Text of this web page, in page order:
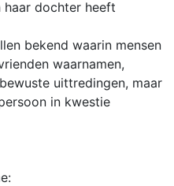
dochter heeft
bekend waarin mensen
waarnamen,
uittredingen, maar
in kwestie